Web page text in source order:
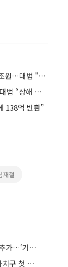
카톡방서 "점주 개XX" 발언한 김포 택배 노조원…대법 "모욕죄 인정"
진단서는 있지만 치료받은 진료기록 없어…대법 “상해 아니다”
138억 반환”
재철
강서구, 지식산업센터 입주 가능 업종 28개 추가…‘기업하기 좋은 도시’ 속도 낸다
중구, 2년 연속 적극행정 최고 입증…전국 자치구 첫 대통령 표창